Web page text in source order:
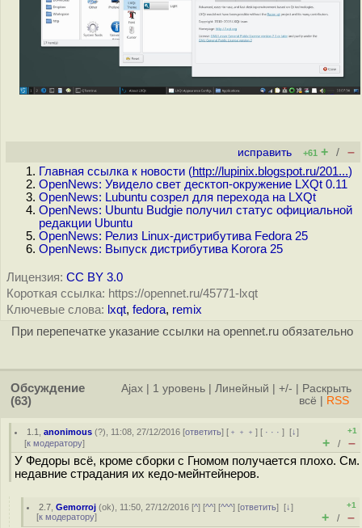
исправить +61 + / –
Главная ссылка к новости (http://lupinix.blogspot.ru/201...)
OpenNews: Увидело свет десктоп-окружение LXQt 0.11
OpenNews: Lubuntu созрел для перехода на LXQt
OpenNews: Ubuntu Budgie получил статус официальной
редакции Ubuntu
OpenNews: Релиз Linux-дистрибутива Fedora 25
OpenNews: Выпуск дистрибутива Korora 25
Лицензия: CC BY 3.0
Короткая ссылка: https://opennet.ru/45771-lxqt
Ключевые слова: lxqt, fedora, remix
При перепечатке указание ссылки на opennet.ru обязательно
Обсуждение
(63)
Ajax 1 уровень Линейный +/-
Раскрыть
всё
RSS
1.1 ,anonimous (?), 11:08, 27/12/2016 [ответить] [ ﹢﹢﹢] [ · · ·][↓]
[к модератору]
+1
+ / –
У Федоры всё, кроме сборки с Гномом получается плохо. См.
недавние страдания их кедо-мейнтейнеров.
2.7 ,Gemorroj (ok), 11:50, 27/12/2016 [^] [^^] [^^^] [ответить][↓]
[к модератору]
+1
+ / –